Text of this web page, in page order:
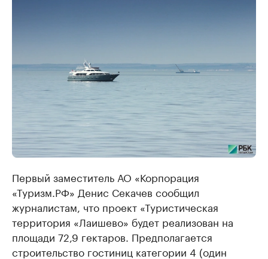
Первый заместитель АО «Корпорация
«Туризм.РФ» Денис Секачев сообщил
журналистам, что проект «Туристическая
территория «Лаишево» будет реализован на
площади 72,9 гектаров. Предполагается
строительство гостиниц категории 4 (один